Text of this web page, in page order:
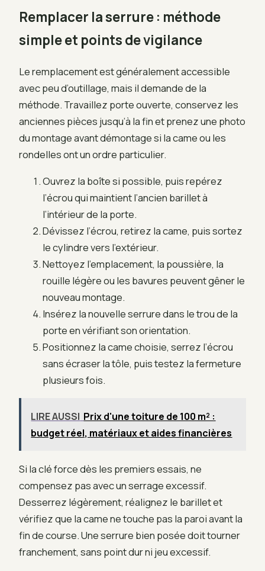
Remplacer la serrure : méthode
simple et points de vigilance
Le remplacement est généralement accessible
avec peu d’outillage, mais il demande de la
méthode. Travaillez porte ouverte, conservez les
anciennes pièces jusqu’à la fin et prenez une photo
du montage avant démontage si la came ou les
rondelles ont un ordre particulier.
Ouvrez la boîte si possible, puis repérez
l’écrou qui maintient l’ancien barillet à
l’intérieur de la porte.
Dévissez l’écrou, retirez la came, puis sortez
le cylindre vers l’extérieur.
Nettoyez l’emplacement, la poussière, la
rouille légère ou les bavures peuvent gêner le
nouveau montage.
Insérez la nouvelle serrure dans le trou de la
porte en vérifiant son orientation.
Positionnez la came choisie, serrez l’écrou
sans écraser la tôle, puis testez la fermeture
plusieurs fois.
LIRE AUSSI Prix d'une toiture de 100 m² :
budget réel, matériaux et aides financières
Si la clé force dès les premiers essais, ne
compensez pas avec un serrage excessif.
Desserrez légèrement, réalignez le barillet et
vérifiez que la came ne touche pas la paroi avant la
fin de course. Une serrure bien posée doit tourner
franchement, sans point dur ni jeu excessif.